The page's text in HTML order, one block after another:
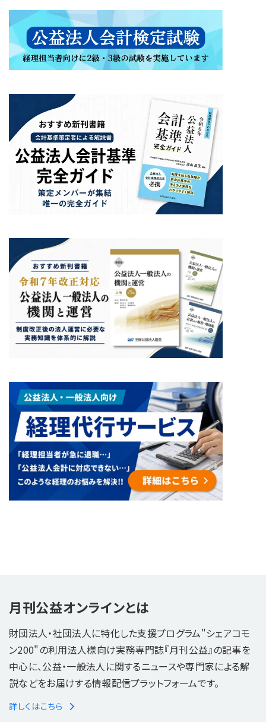
月刊公益オンラインとは
財団法人・社団法人に特化した支援プログラム"シェアコモ
ン200"の利用法人様向け実務専門誌『月刊公益』の記事を
中心に、公益・一般法人に関するニュースや専門家による解
説などをお届けする情報配信プラットフォームです。
詳しくはこちら